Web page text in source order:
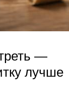
—
лучше